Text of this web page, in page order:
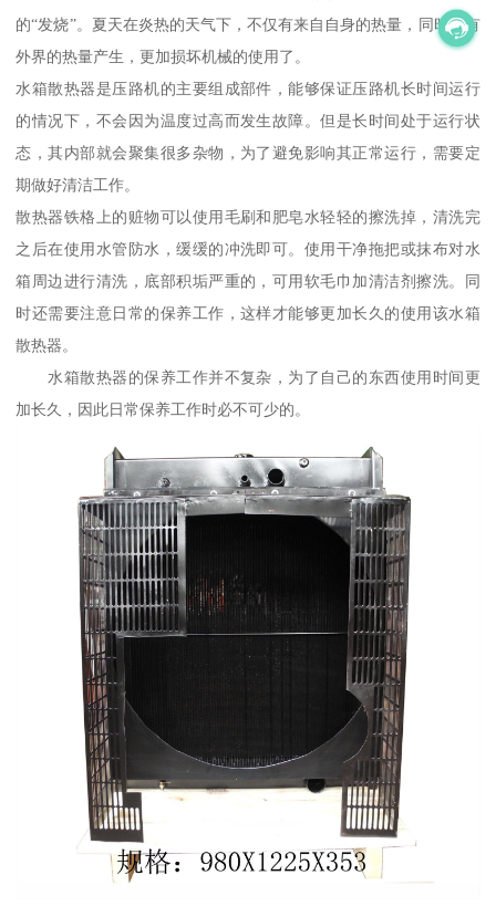
的“发烧”。夏天在炎热的天气下，不仅有来自自身的热量，同时还有
外界的热量产生，更加损坏机械的使用了。
水箱散热器是压路机的主要组成部件，能够保证压路机长时间运行
的情况下，不会因为温度过高而发生故障。但是长时间处于运行状
态，其内部就会聚集很多杂物，为了避免影响其正常运行，需要定
期做好清洁工作。
散热器铁格上的赃物可以使用毛刷和肥皂水轻轻的擦洗掉，清洗完
之后在使用水管防水，缓缓的冲洗即可。使用干净拖把或抹布对水
箱周边进行清洗，底部积垢严重的，可用软毛巾加清洁剂擦洗。同
时还需要注意日常的保养工作，这样才能够更加长久的使用该水箱
散热器。
水箱散热器的保养工作并不复杂，为了自己的东西使用时间更
加长久，因此日常保养工作时必不可少的。